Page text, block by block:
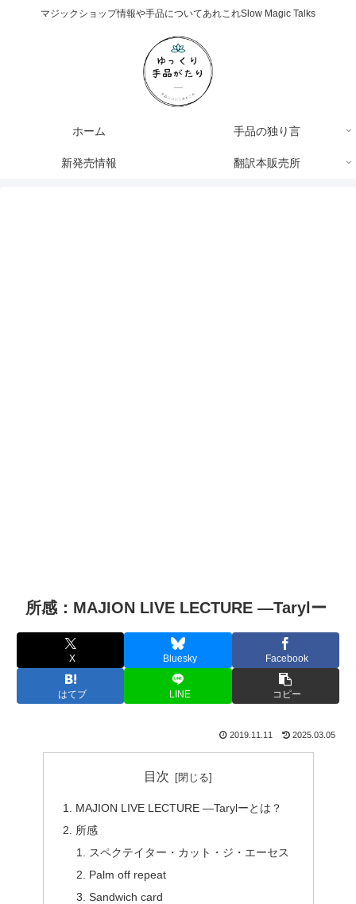
マジックショップ情報や手品についてあれこれSlow Magic Talks
ホーム 手品の独り言
新発売情報 翻訳本販売所
所感：MAJION LIVE LECTURE ―Tarylー
X Bluesky Facebook
はてブ LINE コピー
2019.11.11 2025.03.05
目次
MAJION LIVE LECTURE ―Tarylーとは？
所感
スペクテイター・カット・ジ・エーセス
Palm off repeat
Sandwich card